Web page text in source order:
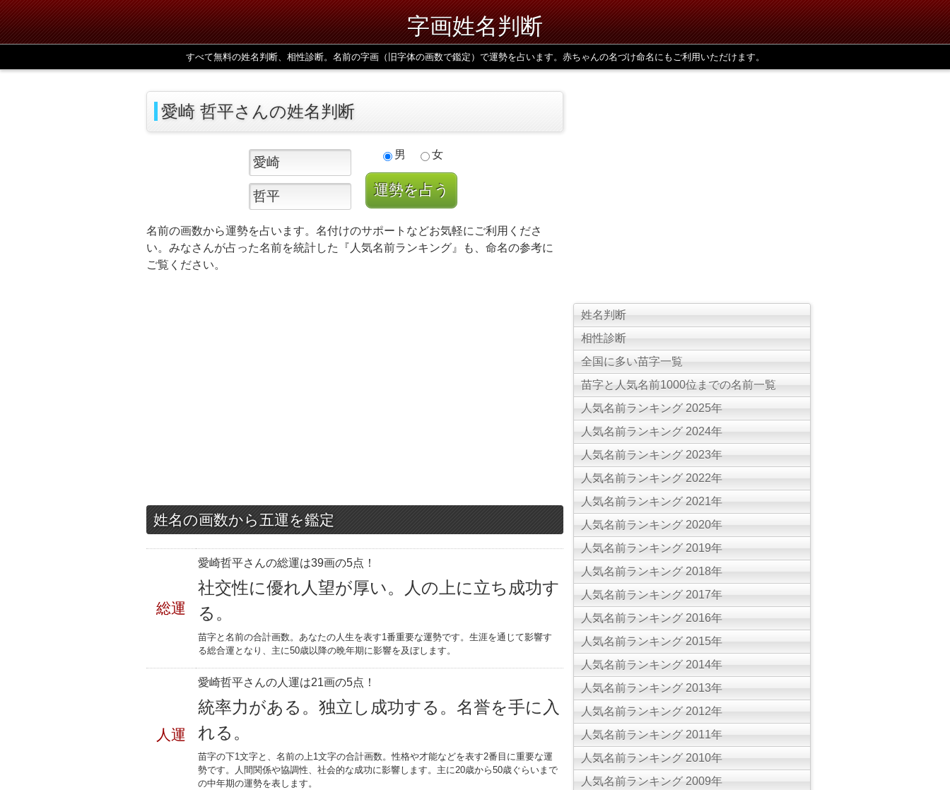
字画姓名判断
すべて無料の姓名判断、相性診断。名前の字画（旧字体の画数で鑑定）で運勢を占います。赤ちゃんの名づけ命名にもご利用いただけます。
愛崎 哲平さんの姓名判断
男 女
名前の画数から運勢を占います。名付けのサポートなどお気軽にご利用くださ
い。みなさんが占った名前を統計した『人気名前ランキング』も、命名の参考に
ご覧ください。
姓名の画数から五運を鑑定
総運
愛崎哲平さんの総運は39画の5点！
社交性に優れ人望が厚い。人の上に立ち成功す
る。
苗字と名前の合計画数。あなたの人生を表す1番重要な運勢です。生涯を通じて影響す
る総合運となり、主に50歳以降の晩年期に影響を及ぼします。
人運
愛崎哲平さんの人運は21画の5点！
統率力がある。独立し成功する。名誉を手に入
れる。
苗字の下1文字と、名前の上1文字の合計画数。性格や才能などを表す2番目に重要な運
勢です。人間関係や協調性、社会的な成功に影響します。主に20歳から50歳ぐらいまで
の中年期の運勢を表します。
姓名判断
相性診断
全国に多い苗字一覧
苗字と人気名前1000位までの名前一覧
人気名前ランキング 2025年
人気名前ランキング 2024年
人気名前ランキング 2023年
人気名前ランキング 2022年
人気名前ランキング 2021年
人気名前ランキング 2020年
人気名前ランキング 2019年
人気名前ランキング 2018年
人気名前ランキング 2017年
人気名前ランキング 2016年
人気名前ランキング 2015年
人気名前ランキング 2014年
人気名前ランキング 2013年
人気名前ランキング 2012年
人気名前ランキング 2011年
人気名前ランキング 2010年
人気名前ランキング 2009年